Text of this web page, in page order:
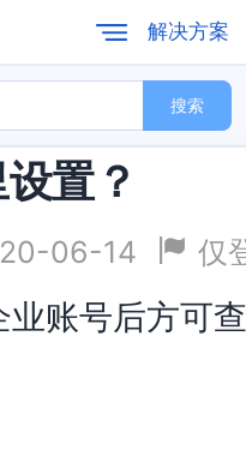
解决方案
搜索
置？
06-14 仅
账号后方可